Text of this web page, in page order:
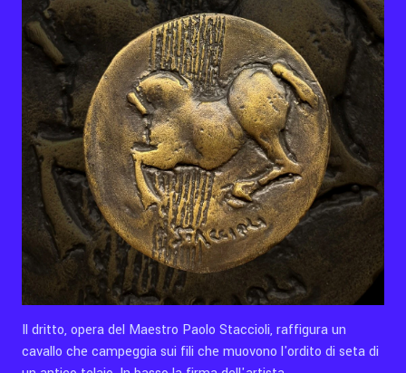
Il dritto, opera del Maestro Paolo Staccioli, raffigura un
cavallo che campeggia sui fili che muovono l'ordito di seta di